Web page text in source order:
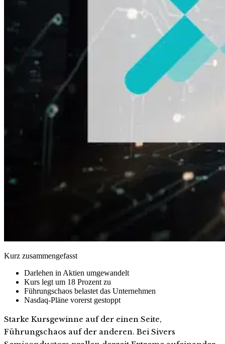
Kurz zusammengefasst
Darlehen in Aktien umgewandelt
Kurs legt um 18 Prozent zu
Führungschaos belastet das Unternehmen
Nasdaq-Pläne vorerst gestoppt
Starke Kursgewinne auf der einen Seite,
Führungschaos auf der anderen. Bei Sivers